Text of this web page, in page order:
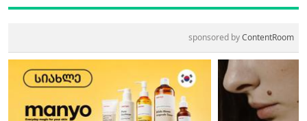
sponsored byContentRoom